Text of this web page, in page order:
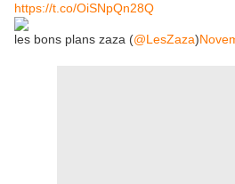
https://t.co/OiSNpQn28Q
les bons plans zaza (@LesZaza)